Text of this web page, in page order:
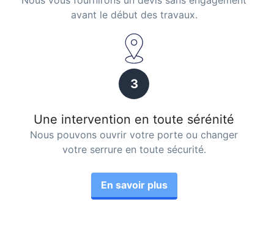
avant le début des travaux.
3
Une intervention en toute sérénité
Nous pouvons ouvrir votre porte ou changer
votre serrure en toute sécurité.
En savoir plus